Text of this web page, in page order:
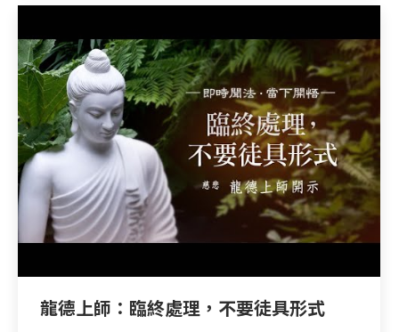
龍德上師：臨終處理，不要徒具形式